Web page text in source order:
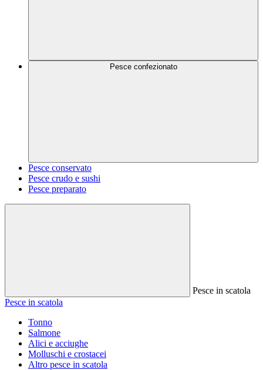
Pesce confezionato
Pesce conservato
Pesce crudo e sushi
Pesce preparato
Pesce in scatola
Pesce in scatola
Tonno
Salmone
Alici e acciughe
Molluschi e crostacei
Altro pesce in scatola